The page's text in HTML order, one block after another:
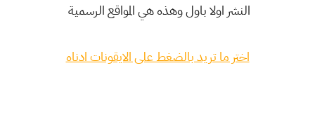
النشر اولا باول وهذه هي المواقع الرسمية
اختر ما تريد بالضغط على الايقونات ادناه